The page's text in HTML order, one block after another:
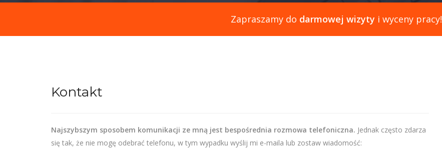
Zapraszamy do darmowej wizyty i wyceny pracy!
Kontakt
Najszybszym sposobem komunikacji ze mną jest bespośrednia rozmowa telefoniczna. Jednak często zdarza
się tak, że nie mogę odebrać telefonu, w tym wypadku wyślij mi e-maila lub zostaw wiadomość: